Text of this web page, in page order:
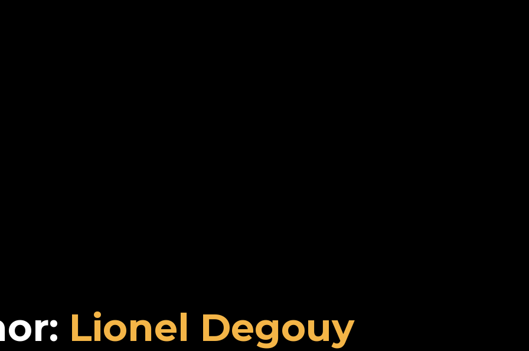
Lionel Degouy